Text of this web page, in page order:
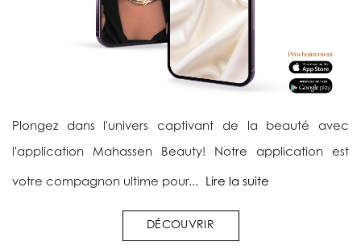
Plongez dans l'univers captivant de la beauté avec
l'application Mahassen Beauty! Notre application est
votre compagnon ultime pour... Lire la suite
DÉCOUVRIR